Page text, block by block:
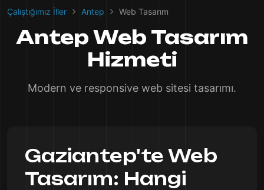
Çalıştığımız İller Antep Web Tasarım
Antep Web Tasarım
Hizmeti
Modern ve responsive web sitesi tasarımı.
Gaziantep'te Web
Tasarım: Hangi